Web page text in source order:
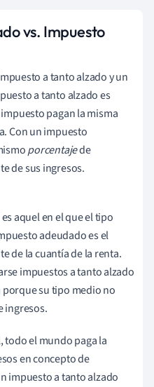
vs. Impuesto
a tanto alzado y un
a tanto alzado es
pagan la misma
Con un impuesto
porcentajede
de sus ingresos.
es aquel en el que el tipo
adeudado es el
de la cuantía de la renta.
impuestos a tanto alzado
su tipo medio no
ingresos.
el mundo paga la
en concepto de
impuesto a tanto alzado